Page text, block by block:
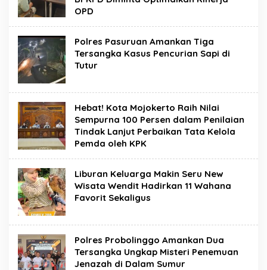
OPD
Polres Pasuruan Amankan Tiga
Tersangka Kasus Pencurian Sapi di
Tutur
Hebat! Kota Mojokerto Raih Nilai
Sempurna 100 Persen dalam Penilaian
Tindak Lanjut Perbaikan Tata Kelola
Pemda oleh KPK
Liburan Keluarga Makin Seru New
Wisata Wendit Hadirkan 11 Wahana
Favorit Sekaligus
Polres Probolinggo Amankan Dua
Tersangka Ungkap Misteri Penemuan
Jenazah di Dalam Sumur